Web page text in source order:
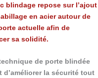
blindage repose sur l’ajout
en acier autour de
actuelle afin de
sa solidité.
de porte blindée
d’améliorer la sécurité tout